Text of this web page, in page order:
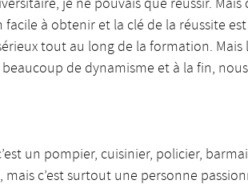
à obtenir et la clé de la réussite
tout au long de la formation.
de dynamisme et à la fin,
un pompier, cuisinier, policier,
c’est surtout une personne